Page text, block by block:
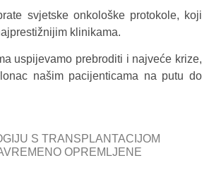
svjetske onkološke protokole, koji
klinikama.
uspijevamo prebroditi i najveće krize,
našim pacijenticama na putu do
S TRANSPLANTACIJOM
OPREMLJENE